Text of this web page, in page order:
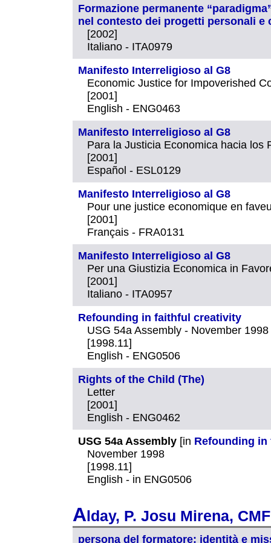
Formazione permanente
nel contesto dei progetti personali e
[2002]
Italiano - ITA0979
Manifesto Interreligioso al G8
Economic Justice for Impoverished
[2001]
English - ENG0463
Manifesto Interreligioso al G8
Para la Justicia Economica hacia los
[2001]
Español - ESL0129
Manifesto Interreligioso al G8
Pour une justice economique en
[2001]
Français - FRA0131
Manifesto Interreligioso al G8
Per una Giustizia Economica in
[2001]
Italiano - ITA0957
Refounding in faithful creativity
USG 54a Assembly - November 1998
[1998.11]
English - ENG0506
Rights of the Child (The)
Letter
[2001]
English - ENG0462
USG 54a Assembly [in Refounding
November 1998
[1998.11]
English - in ENG0506
Alday, P. Josu Mirena, CMF
persona del formatore: identità e